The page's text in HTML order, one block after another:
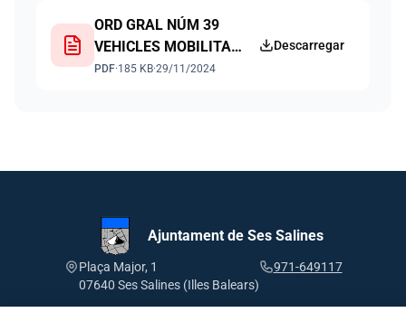
ORD GRAL NÚM 39
VEHICLES MOBILITAT
PERSONAL
PDF·185 KB·29/11/2024
Descarregar
Ajuntament de Ses Salines
Plaça Major, 1
07640 Ses Salines (Illes Balears)
971-649117